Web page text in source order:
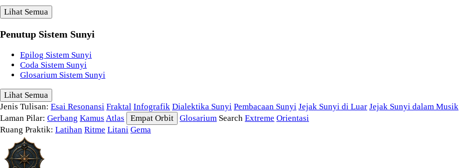
Lihat Semua
Penutup Sistem Sunyi
Epilog Sistem Sunyi
Coda Sistem Sunyi
Glosarium Sistem Sunyi
Lihat Semua
Jenis Tulisan: Esai Resonansi Fraktal Infografik Dialektika Sunyi Pembacaan Sunyi Jejak Sunyi di Luar Jejak Sunyi dalam Musik
Laman Pilar: Gerbang Kamus Atlas Empat Orbit Glosarium Search Extreme Orientasi
Ruang Praktik: Latihan Ritme Litani Gema